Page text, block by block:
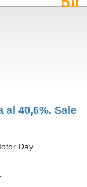
al 40,6%. Sale
Day